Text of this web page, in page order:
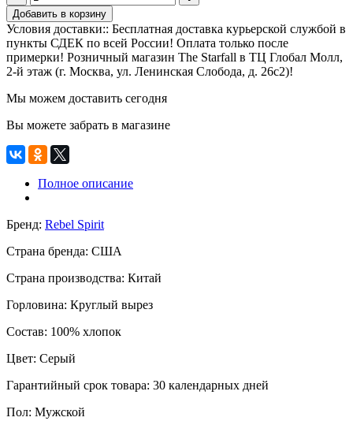
Добавить в корзину
Условия доставки:: Бесплатная доставка курьерской службой в
пункты СДЕК по всей России! Оплата только после
примерки! Розничный магазин The Starfall в ТЦ Глобал Молл,
2-й этаж (г. Москва, ул. Ленинская Слобода, д. 26с2)!
Мы можем доставить сегодня
Вы можете забрать в магазине
Полное описание
Бренд: Rebel Spirit
Страна бренда: США
Страна производства: Китай
Горловина: Круглый вырез
Состав: 100% хлопок
Цвет: Серый
Гарантийный срок товара: 30 календарных дней
Пол: Мужской